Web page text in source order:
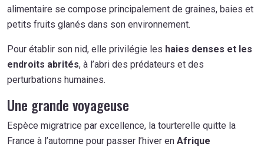
alimentaire se compose principalement de graines, baies et
petits fruits glanés dans son environnement.
Pour établir son nid, elle privilégie les haies denses et les
endroits abrités, à l’abri des prédateurs et des
perturbations humaines.
Une grande voyageuse
Espèce migratrice par excellence, la tourterelle quitte la
France à l’automne pour passer l’hiver en Afrique